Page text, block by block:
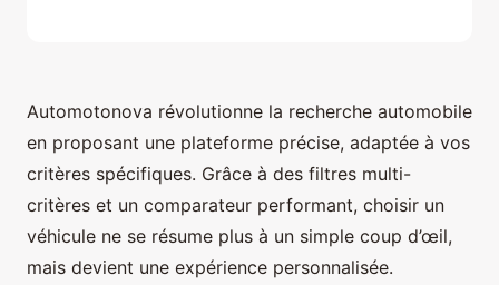
Automotonova révolutionne la recherche automobile
en proposant une plateforme précise, adaptée à vos
critères spécifiques. Grâce à des filtres multi-
critères et un comparateur performant, choisir un
véhicule ne se résume plus à un simple coup d’œil,
mais devient une expérience personnalisée.